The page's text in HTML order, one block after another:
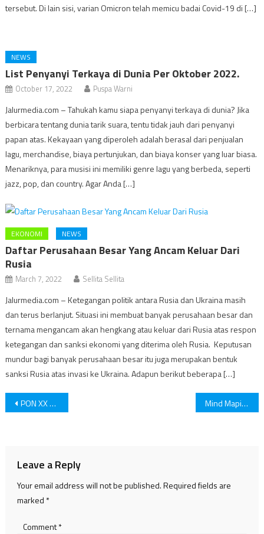
tersebut. Di lain sisi, varian Omicron telah memicu badai Covid-19 di […]
NEWS
List Penyanyi Terkaya di Dunia Per Oktober 2022.
October 17, 2022 Puspa Warni
Jalurmedia.com – Tahukah kamu siapa penyanyi terkaya di dunia? Jika
berbicara tentang dunia tarik suara, tentu tidak jauh dari penyanyi
papan atas. Kekayaan yang diperoleh adalah berasal dari penjualan
lagu, merchandise, biaya pertunjukan, dan biaya konser yang luar biasa.
Menariknya, para musisi ini memiliki genre lagu yang berbeda, seperti
jazz, pop, dan country. Agar Anda […]
EKONOMI NEWS
Daftar Perusahaan Besar Yang Ancam Keluar Dari
Rusia
March 7, 2022 Sellita Sellita
Jalurmedia.com – Ketegangan politik antara Rusia dan Ukraina masih
dan terus berlanjut. Situasi ini membuat banyak perusahaan besar dan
ternama mengancam akan hengkang atau keluar dari Rusia atas respon
ketegangan dan sanksi ekonomi yang diterima oleh Rusia. Keputusan
mundur bagi banyak perusahaan besar itu juga merupakan bentuk
sanksi Rusia atas invasi ke Ukraina. Adapun berikut beberapa […]
Post
PON XX Papua Dimulai, 300 Polisi Siaga Jaga Keamanan Kota Jayapura Mind Maping, Solusi Jitu Bagi Kamu Si Pekerja Kreatif
Leave a Reply
Your email address will not be published.Required fields are
marked *
Comment*